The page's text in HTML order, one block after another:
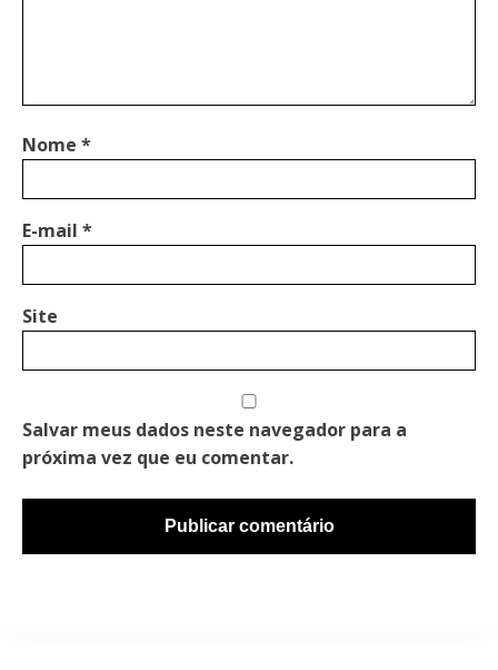
Nome *
E-mail *
Site
Salvar meus dados neste navegador para a
próxima vez que eu comentar.